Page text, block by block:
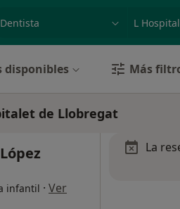
disponibles Más
de Llobregat
infantil · Ver
La